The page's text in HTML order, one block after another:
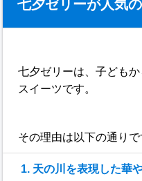
七夕ゼリーが人気
七夕ゼリーは、子ども
スイーツです。
その理由は以下の通りで
1. 天の川を表現した華